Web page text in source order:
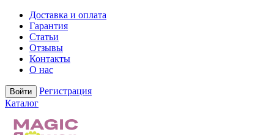
Доставка и оплата
Гарантия
Статьи
Отзывы
Контакты
О нас
Войти
Регистрация
Каталог